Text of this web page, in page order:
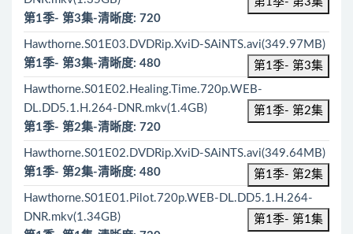
第1季- 第3集-清晰度: 720
Hawthorne.S01E03.DVDRip.XviD-SAiNTS.avi(349.97MB)
第1季- 第3集
第1季- 第3集-清晰度: 480
Hawthorne.S01E02.Healing.Time.720p.WEB-
DL.DD5.1.H.264-DNR.mkv(1.4GB)
第1季- 第2集
第1季- 第2集-清晰度: 720
Hawthorne.S01E02.DVDRip.XviD-SAiNTS.avi(349.64MB)
第1季- 第2集
第1季- 第2集-清晰度: 480
Hawthorne.S01E01.Pilot.720p.WEB-DL.DD5.1.H.264-
DNR.mkv(1.34GB)
第1季- 第1集